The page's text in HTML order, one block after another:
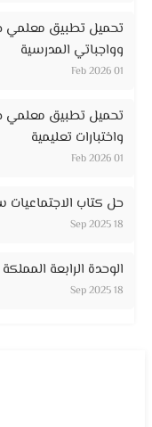
تحميل تطبيق معلمي
وواجباتي المدرسية
01 Feb 2026
تحميل تطبيق معلمي
واختبارات تعليمية
01 Feb 2026
حل كتاب
18 Sep 2025
الوحدة الرابعة
18 Sep 2025